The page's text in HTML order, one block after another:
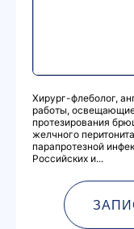
Хирург-флеболог,
работы,
протезирования
желчного
парапротезной
Российских и...